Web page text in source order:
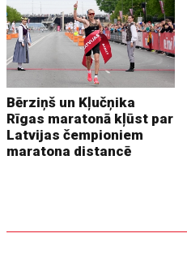
Bērziņš un Kļučņika
Rīgas maratonā kļūst par
Latvijas čempioniem
maratona distancē